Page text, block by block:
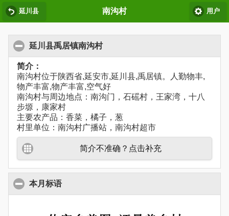
延川县 南沟村 用户
延川县禹居镇南沟村
简介：
南沟村位于陕西省,延安市,延川县,禹居镇。人勤物丰,
物产丰富,物产丰富,空气好
南沟村与周边地点：南沟门，石磘村，王家湾，十八
步塬，康家村
主要农产品：香菜，橘子，葱
村里单位：南沟村广播站，南沟村超市
简介不准确？点击补充
本月标语